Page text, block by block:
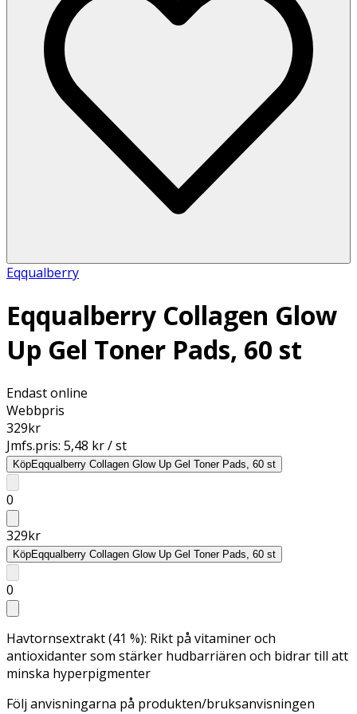
Eqqualberry
Eqqualberry Collagen Glow
Up Gel Toner Pads, 60 st
Endast online
Webbpris
329kr
Jmfs.pris: 5,48 kr / st
KöpEqqualberry Collagen Glow Up Gel Toner Pads, 60 st
0
329kr
KöpEqqualberry Collagen Glow Up Gel Toner Pads, 60 st
0
Havtornsextrakt (41 %): Rikt på vitaminer och
antioxidanter som stärker hudbarriären och bidrar till att
minska hyperpigmenter
Följ anvisningarna på produkten/bruksanvisningen